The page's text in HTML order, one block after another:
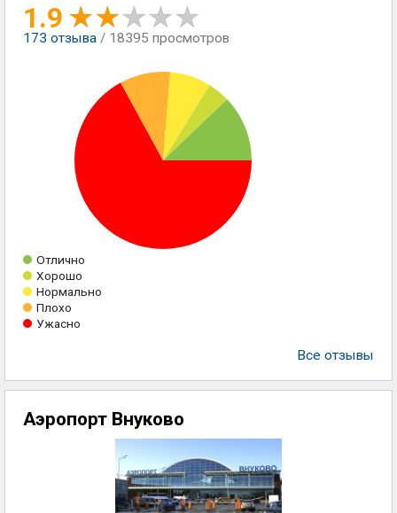
1.9
173 отзыва / 18395 просмотров
Отлично
Хорошо
Нормально
Плохо
Ужасно
Все отзывы
Аэропорт Внуково